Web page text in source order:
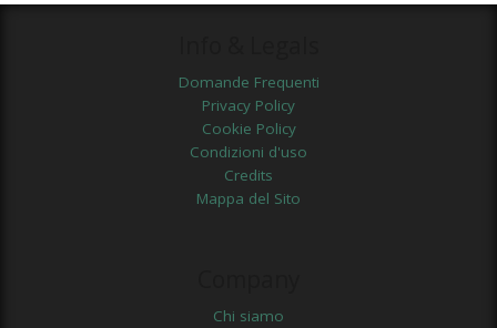
Domande Frequenti
Privacy Policy
Cookie Policy
Condizioni d'uso
Credits
Mappa del Sito
Chi siamo